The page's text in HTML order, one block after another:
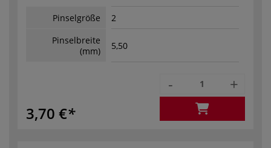
Pinselgröße
2
Pinselbreite
(mm)
5,50
3,70 €
- +